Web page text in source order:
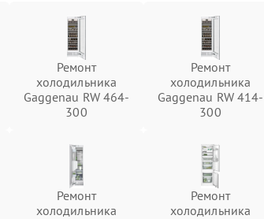
Ремонт
холодильника
Gaggenau RW 464-
300
Ремонт
холодильника
Gaggenau RW 414-
300
Ремонт
холодильника
Ремонт
холодильника